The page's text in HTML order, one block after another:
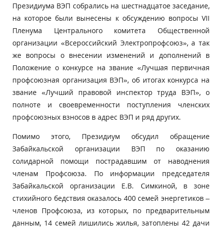
Президиума ВЭП собрались на шестнадцатое заседание,
на которое были вынесены к обсуждению вопросы VII
Пленума Центрального комитета Общественной
организации «Всероссийский Электропрофсоюз», а так
же вопросы о внесении изменений и дополнений в
Положение о конкурсе на звание «Лучшая первичная
профсоюзная организация ВЭП», об итогах конкурса на
звание «Лучший правовой инспектор труда ВЭП», о
полноте и своевременности поступления членских
профсоюзных взносов в адрес ВЭП и ряд других.
Помимо этого, Президиум обсудил обращение
Забайкальской организации ВЭП по оказанию
солидарной помощи пострадавшим от наводнения
членам Профсоюза. По информации председателя
Забайкальской организации Е.В. Симкиной, в зоне
стихийного бедствия оказалось 400 семей энергетиков –
членов Профсоюза, из которых, по предварительным
данным, 14 семей лишились жилья, затоплены 42 дачи